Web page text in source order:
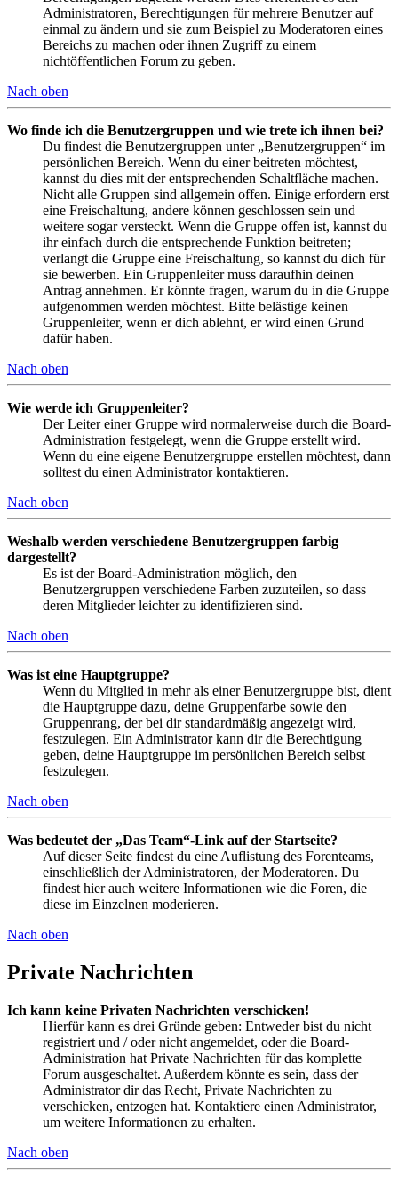
Administratoren, Berechtigungen für mehrere Benutzer auf
einmal zu ändern und sie zum Beispiel zu Moderatoren eines
Bereichs zu machen oder ihnen Zugriff zu einem
nichtöffentlichen Forum zu geben.
Nach oben
Wo finde ich die Benutzergruppen und wie trete ich ihnen bei?
Du findest die Benutzergruppen unter „Benutzergruppen“ im
persönlichen Bereich. Wenn du einer beitreten möchtest,
kannst du dies mit der entsprechenden Schaltfläche machen.
Nicht alle Gruppen sind allgemein offen. Einige erfordern erst
eine Freischaltung, andere können geschlossen sein und
weitere sogar versteckt. Wenn die Gruppe offen ist, kannst du
ihr einfach durch die entsprechende Funktion beitreten;
verlangt die Gruppe eine Freischaltung, so kannst du dich für
sie bewerben. Ein Gruppenleiter muss daraufhin deinen
Antrag annehmen. Er könnte fragen, warum du in die Gruppe
aufgenommen werden möchtest. Bitte belästige keinen
Gruppenleiter, wenn er dich ablehnt, er wird einen Grund
dafür haben.
Nach oben
Wie werde ich Gruppenleiter?
Der Leiter einer Gruppe wird normalerweise durch die Board-
Administration festgelegt, wenn die Gruppe erstellt wird.
Wenn du eine eigene Benutzergruppe erstellen möchtest, dann
solltest du einen Administrator kontaktieren.
Nach oben
Weshalb werden verschiedene Benutzergruppen farbig
dargestellt?
Es ist der Board-Administration möglich, den
Benutzergruppen verschiedene Farben zuzuteilen, so dass
deren Mitglieder leichter zu identifizieren sind.
Nach oben
Was ist eine Hauptgruppe?
Wenn du Mitglied in mehr als einer Benutzergruppe bist, dient
die Hauptgruppe dazu, deine Gruppenfarbe sowie den
Gruppenrang, der bei dir standardmäßig angezeigt wird,
festzulegen. Ein Administrator kann dir die Berechtigung
geben, deine Hauptgruppe im persönlichen Bereich selbst
festzulegen.
Nach oben
Was bedeutet der „Das Team“-Link auf der Startseite?
Auf dieser Seite findest du eine Auflistung des Forenteams,
einschließlich der Administratoren, der Moderatoren. Du
findest hier auch weitere Informationen wie die Foren, die
diese im Einzelnen moderieren.
Nach oben
Private Nachrichten
Ich kann keine Privaten Nachrichten verschicken!
Hierfür kann es drei Gründe geben: Entweder bist du nicht
registriert und / oder nicht angemeldet, oder die Board-
Administration hat Private Nachrichten für das komplette
Forum ausgeschaltet. Außerdem könnte es sein, dass der
Administrator dir das Recht, Private Nachrichten zu
verschicken, entzogen hat. Kontaktiere einen Administrator,
um weitere Informationen zu erhalten.
Nach oben